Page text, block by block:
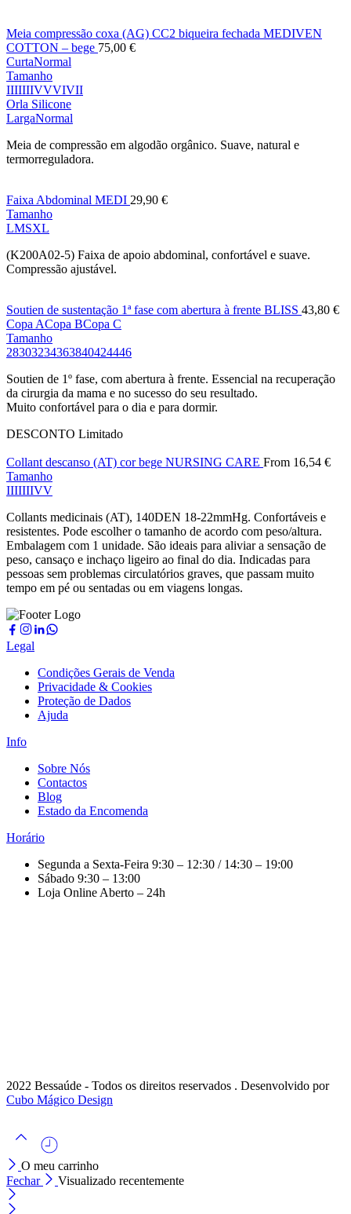
Meia compressão coxa (AG) CC2 biqueira fechada MEDIVEN
COTTON – bege 75,00 €
CurtaNormal
Tamanho
IIIIIIIVVVIVII
Orla Silicone
LargaNormal
Meia de compressão em algodão orgânico. Suave, natural e
termorreguladora.
Faixa Abdominal MEDI 29,90 €
Tamanho
LMSXL
(K200A02-5) Faixa de apoio abdominal, confortável e suave.
Compressão ajustável.
Soutien de sustentação 1ª fase com abertura à frente BLISS 43,80 €
Copa ACopa BCopa C
Tamanho
28303234363840424446
Soutien de 1º fase, com abertura à frente. Essencial na recuperação
da cirurgia da mama e no sucesso do seu resultado.
Muito confortável para o dia e para dormir.
DESCONTO Limitado
Collant descanso (AT) cor bege NURSING CARE From 16,54 €
Tamanho
IIIIIIIVV
Collants medicinais (AT), 140DEN 18-22mmHg. Confortáveis e
resistentes. Pode escolher o tamanho de acordo com peso/altura.
Embalagem com 1 unidade. São ideais para aliviar a sensação de
peso, cansaço e inchaço ligeiro ao final do dia. Indicadas para
pessoas sem problemas circulatórios graves, que passam muito
tempo em pé ou sentadas ou em viagens longas.
Legal
Condições Gerais de Venda
Privacidade & Cookies
Proteção de Dados
Ajuda
Info
Sobre Nós
Contactos
Blog
Estado da Encomenda
Horário
Segunda a Sexta-Feira 9:30 – 12:30 / 14:30 – 19:00
Sábado 9:30 – 13:00
Loja Online Aberto – 24h
2022 Bessaúde - Todos os direitos reservados . Desenvolvido por
Cubo Mágico Design
O meu carrinho
Fechar
Visualizado recentemente